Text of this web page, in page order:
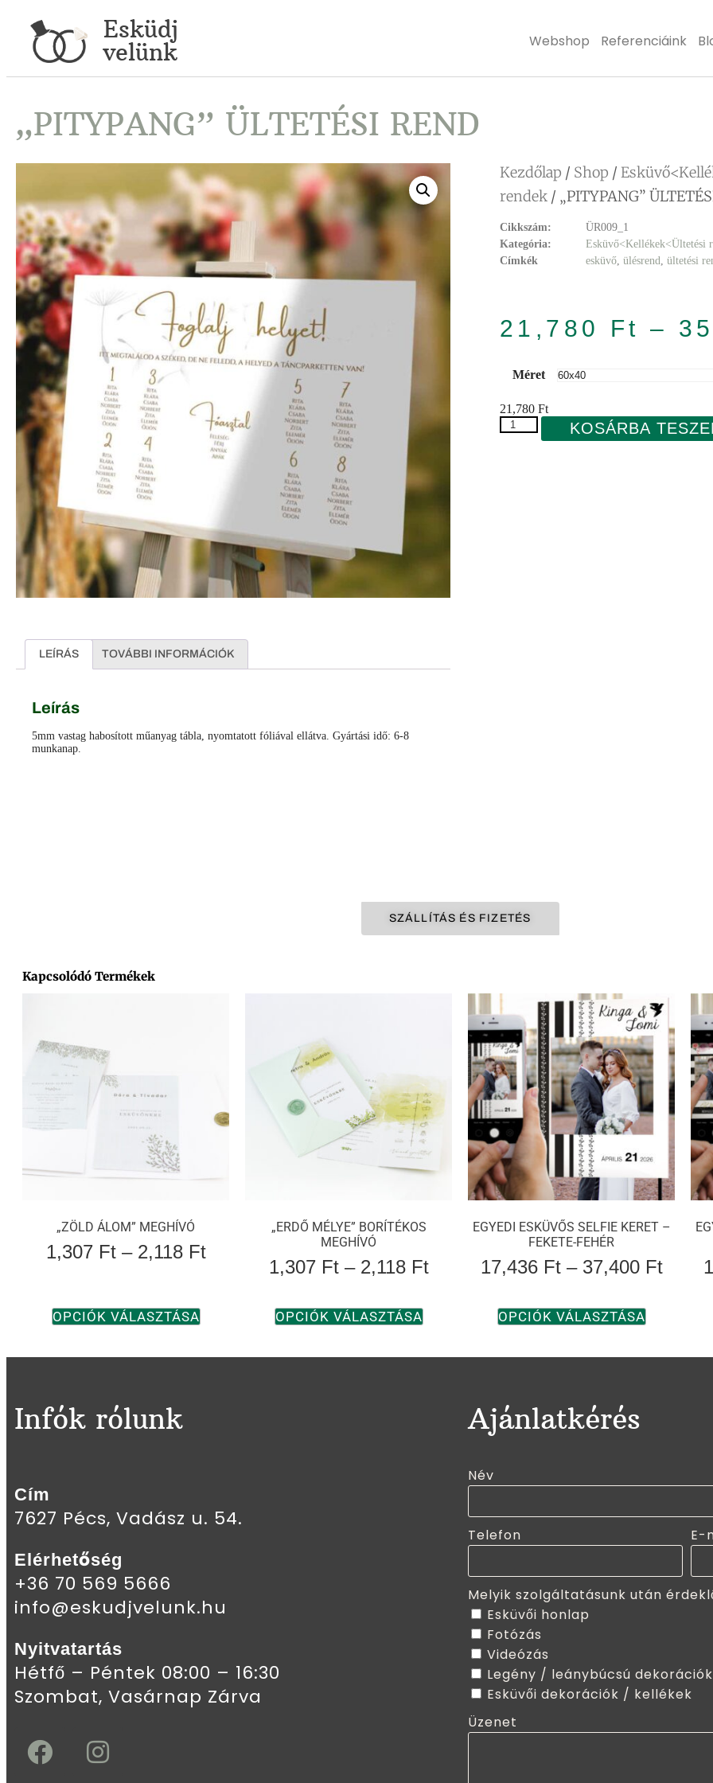
Esküdj
velünk
Webshop Referenciáink
„PITYPANG” ÜLTETÉSI REND
LEÍRÁS TOVÁBBI INFORMÁCIÓK
Leírás
5mm vastag habosított műanyag tábla, nyomtatott fóliával ellátva. Gyártási idő: 6-8
munkanap.
Kezdőlap / Shop /
rendek / „PITYPANG”
Cikkszám:
ÜR009_1
Kategória:
Esküvő<Kellékek<Ültetési
Címkék
esküvő, ülésrend, ültetési
21,780 Ft –
Méret
21,780 Ft
KOSÁRBA
SZÁLLÍTÁS ÉS FIZETÉS
Kapcsolódó Termékek
„ZÖLD ÁLOM” MEGHÍVÓ
1,307 Ft – 2,118 Ft
OPCIÓK VÁLASZTÁSA
„ERDŐ MÉLYE” BORÍTÉKOS
MEGHÍVÓ
1,307 Ft – 2,118 Ft
OPCIÓK VÁLASZTÁSA
EGYEDI ESKÜVŐS SELFIE KERET –
FEKETE-FEHÉR
17,436 Ft – 37,400 Ft
OPCIÓK VÁLASZTÁSA
Infók rólunk
Cím
7627 Pécs, Vadász u. 54.
Elérhetőség
+36 70 569 5666
info@eskudjvelunk.hu
Nyitvatartás
Hétfő – Péntek 08:00 – 16:30
Szombat, Vasárnap Zárva
Ajánlatkérés
Név
Telefon E-
Melyik szolgáltatásunk után
Esküvői honlap
Fotózás
Videózás
Legény / leánybúcsú
Esküvői dekorációk / kellékek
Üzenet